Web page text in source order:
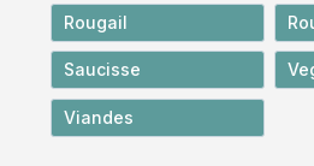
Rougail
Saucisse
Viandes